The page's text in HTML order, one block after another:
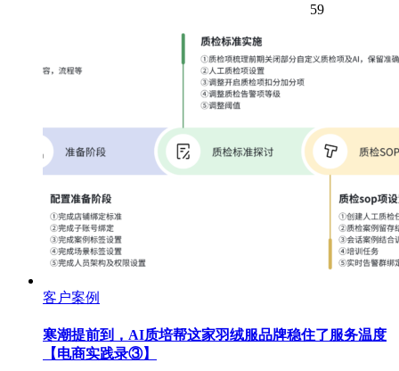
59
客户案例
寒潮提前到，AI质培帮这家羽绒服品牌稳住了服务温度
【电商实践录③】